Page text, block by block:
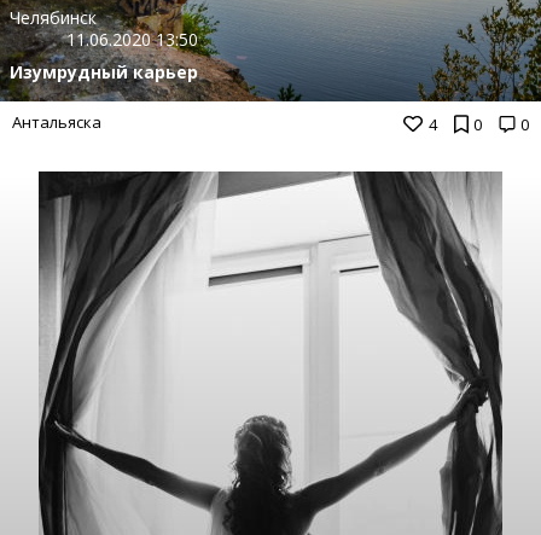
4 0 0
Челябинск
11.06.2020 13:50
Изумрудный карьер
Антальяска